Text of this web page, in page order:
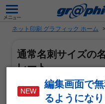
ネット印刷 グラフィック ホーム
通常名刺サイズの
レート
編集画面で
るようになり